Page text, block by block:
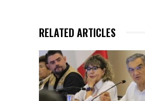
RELATED ARTICLES